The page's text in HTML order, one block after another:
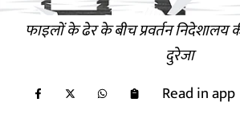
फाइलों के ढेर के बीच प्रवर्तन निदेशालय
दुरेजा
Read in app